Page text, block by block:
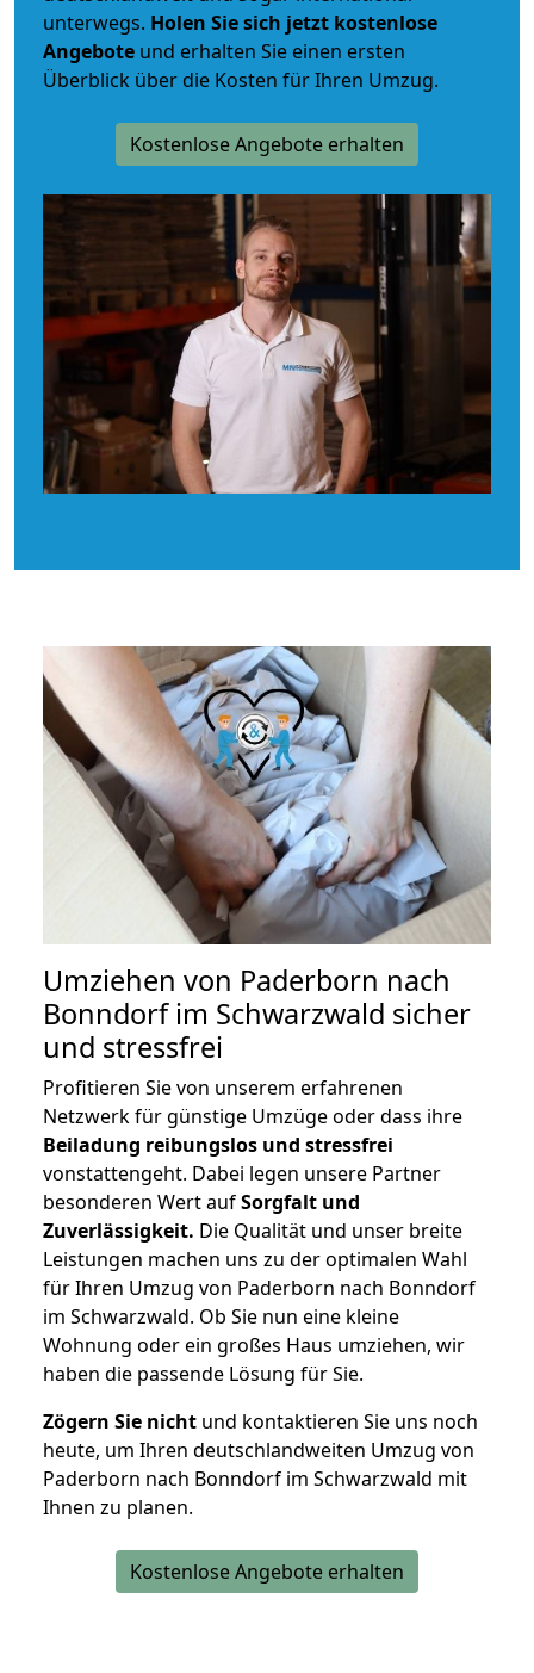
unterwegs. Holen Sie sich jetzt kostenlose
Angebote und erhalten Sie einen ersten
Überblick über die Kosten für Ihren Umzug.
Kostenlose Angebote erhalten
Umziehen von Paderborn nach
Bonndorf im Schwarzwald sicher
und stressfrei
Profitieren Sie von unserem erfahrenen
Netzwerk für günstige Umzüge oder dass ihre
Beiladung reibungslos und stressfrei
vonstattengeht. Dabei legen unsere Partner
besonderen Wert aufSorgfalt und
Zuverlässigkeit. Die Qualität und unser breite
Leistungen machen uns zu der optimalen Wahl
für Ihren Umzug von Paderborn nach Bonndorf
im Schwarzwald. Ob Sie nun eine kleine
Wohnung oder ein großes Haus umziehen, wir
haben die passende Lösung für Sie.
Zögern Sie nicht und kontaktieren Sie uns noch
heute, um Ihren deutschlandweiten Umzug von
Paderborn nach Bonndorf im Schwarzwald mit
Ihnen zu planen.
Kostenlose Angebote erhalten